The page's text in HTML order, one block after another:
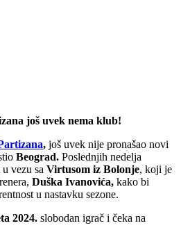
još uvek nema klub!
, još uvek nije pronašao novi
Beograd. Poslednjih nedelja
vezu sa Virtusom iz Bolonje, koji je
Duška Ivanovića, kako bi
u nastavku sezone.
2024. slobodan igrač i čeka na